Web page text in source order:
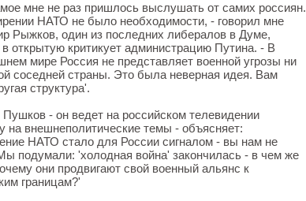
мне не раз пришлось выслушать от самих россиян.
НАТО не было необходимости, - говорил мне
Рыжков, один из последних либералов в Думе,
в открытую критикует администрацию Путина. - В
мире Россия не представляет военной угрозы ни
соседней страны. Это была неверная идея. Вам
структура'.
- он ведет на российском телевидении
на внешнеполитические темы - объясняет:
НАТО стало для России сигналом - вы нам не
подумали: 'холодная война' закончилась - в чем же
они продвигают свой военный альянс к
границам?'